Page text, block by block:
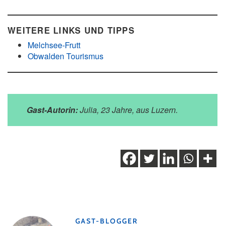
WEITERE LINKS UND TIPPS
Melchsee-Frutt
Obwalden Tourismus
Gast-Autorin:Julia, 23 Jahre, aus Luzern.
GAST-BLOGGER